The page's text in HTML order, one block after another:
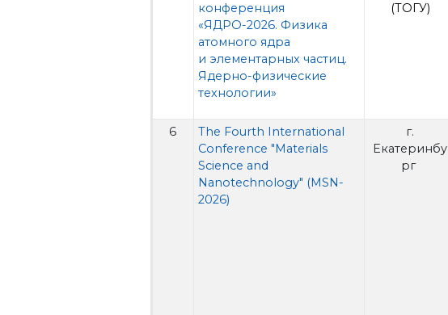
конференция
«ЯДРО-2026. Физика
атомного ядра
и элементарных частиц.
Ядерно-физические
технологии»
(ТОГУ)
6
The Fourth International
Conference "Materials
Science and
Nanotechnology" (MSN-
2026)
г.
Екатеринбу
рг